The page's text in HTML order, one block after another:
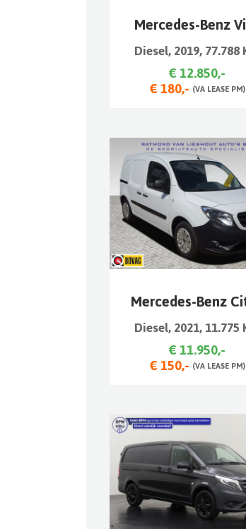
Mercedes-Benz
Diesel, 2019, 77.788
€ 12.850,-
€ 180,- (VA LEASE PM)
Mercedes-Benz
Diesel, 2021, 11.775
€ 11.950,-
€ 150,- (VA LEASE PM)